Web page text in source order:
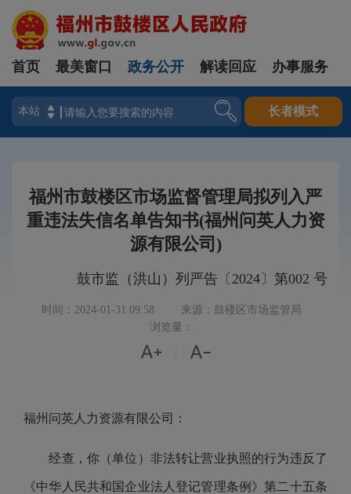
登录
首页 最美窗口 政务公开 解读回应 办事服务
长者模式
福州市鼓楼区市场监督管理局拟列入严
重违法失信名单告知书(福州问英人力资
源有限公司)
鼓市监（洪山）列严告〔2024〕第002 号
时间：2024-01-31 09:58
来源：鼓楼区市场监管局
浏览量：
 
福州问英人力资源有限公司：
经查，你（单位）非法转让营业执照的行为违反了
《中华人民共和国企业法人登记管理条例》第二十五条